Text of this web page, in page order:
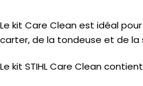
Le kit Care Clean est idéal
carter, de la tondeuse et de
Le kit STIHL Care Clean